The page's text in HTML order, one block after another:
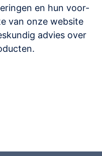
en hun voor-
van onze website
advies over